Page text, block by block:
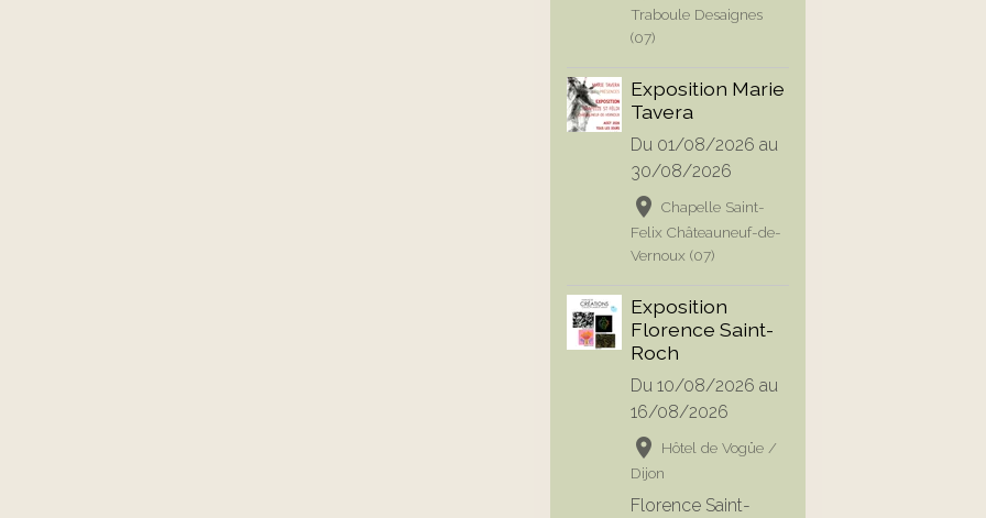
Traboule Desaignes
(07)
Exposition Marie
Tavera
Du 01/08/2026 au
30/08/2026
Chapelle Saint-
Felix Châteauneuf-de-
Vernoux (07)
Exposition
Florence Saint-
Roch
Du 10/08/2026 au
16/08/2026
Hôtel de Vogüe /
Dijon
Florence Saint-